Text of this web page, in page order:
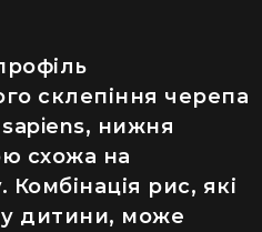
склепіння черепа
sapiens, нижня
схожа на
рис, які
у дитини, може